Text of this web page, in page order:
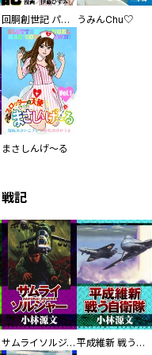
回胴創世記 パチスロを創った男達 うみんChu♡
まさしんげ～る
記
サムライソルジャー SAMURAI SOLDIER 平成維新 戦う自衛隊